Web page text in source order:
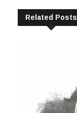
Related Posts